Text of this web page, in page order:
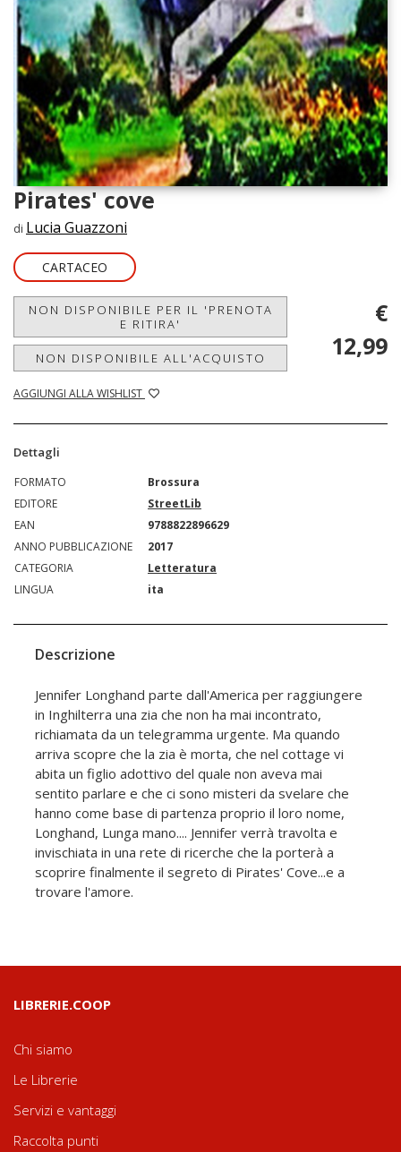
Pirates' cove
di Lucia Guazzoni
CARTACEO
NON DISPONIBILE PER IL 'PRENOTA
E RITIRA'
NON DISPONIBILE ALL'ACQUISTO
AGGIUNGI ALLA WISHLIST
€
12,99
Dettagli
FORMATO
Brossura
EDITORE
StreetLib
EAN
9788822896629
ANNO PUBBLICAZIONE
2017
CATEGORIA
Letteratura
LINGUA
ita
Descrizione
Jennifer Longhand parte dall'America per raggiungere
in Inghilterra una zia che non ha mai incontrato,
richiamata da un telegramma urgente. Ma quando
arriva scopre che la zia è morta, che nel cottage vi
abita un figlio adottivo del quale non aveva mai
sentito parlare e che ci sono misteri da svelare che
hanno come base di partenza proprio il loro nome,
Longhand, Lunga mano.... Jennifer verrà travolta e
invischiata in una rete di ricerche che la porterà a
scoprire finalmente il segreto di Pirates' Cove...e a
trovare l'amore.
LIBRERIE.COOP
Chi siamo
Le Librerie
Servizi e vantaggi
Raccolta punti